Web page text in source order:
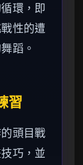
環，即
性的遭
蹈。
習
頭目戰
巧，並